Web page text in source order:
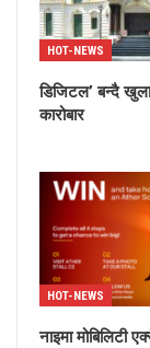
HOT-NEWS
डिजिटल’ बन्दै
कारोबार
HOT-NEWS
नाइमा मोबिलिटी